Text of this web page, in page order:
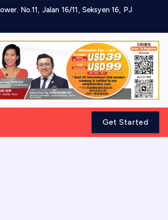
No.11, Jalan 16/11, Seksyen 16, PJ
Get Started